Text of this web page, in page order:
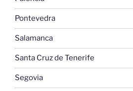
Pontevedra
Salamanca
Santa Cruz de Tenerife
Segovia